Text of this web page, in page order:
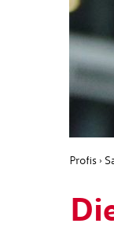
Profis ›